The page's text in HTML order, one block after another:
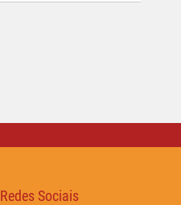
Sociais